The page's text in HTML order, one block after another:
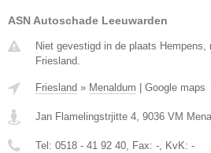
ASN Autoschade Leeuwarden
Niet gevestigd in de plaats Hempens,
Friesland.
Friesland » Menaldum Google maps
Jan Flamelingstrjitte 4 9036 VM
Tel: 0518 - 41 92 40 , Fax: - , KvK: -